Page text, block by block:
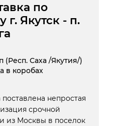
по
г. Якутск - п.
(Респ. Саха /Якутия/)
в коробах
непростая
срочной
из Москвы в поселок